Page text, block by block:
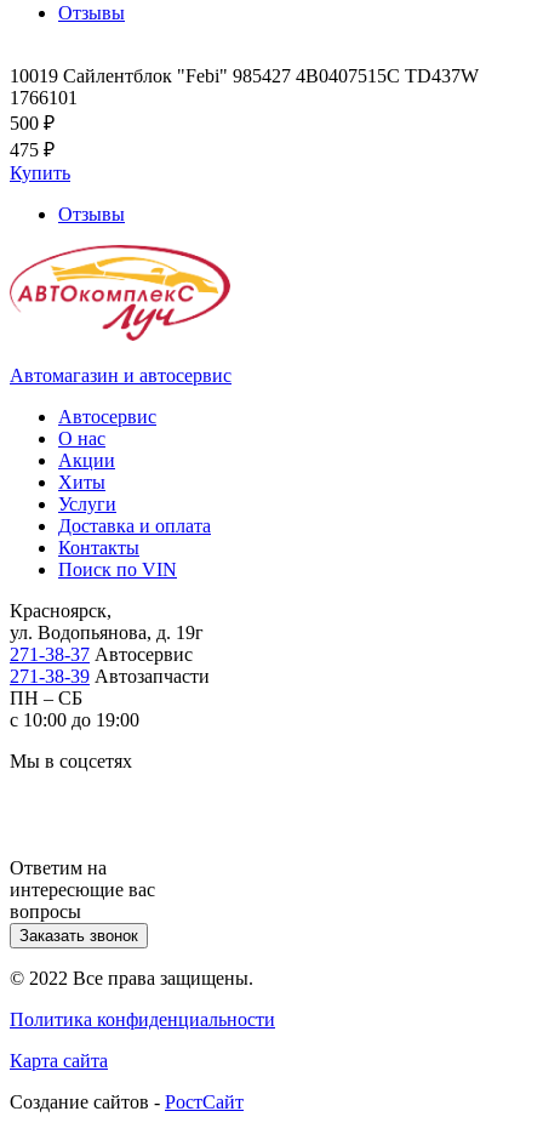
Отзывы
10019 Сайлентблок "Febi" 985427 4B0407515C TD437W
1766101
500 ₽
475 ₽
Купить
Отзывы
Автомагазин и автосервис
Автосервис
О нас
Акции
Хиты
Услуги
Доставка и оплата
Контакты
Поиск по VIN
Красноярск,
ул. Водопьянова, д. 19г
271-38-37 Автосервис
271-38-39 Автозапчасти
ПН – СБ
с 10:00 до 19:00
Мы в соцсетях
Ответим на
интересющие вас
вопросы
Заказать звонок
© 2022 Все права защищены.
Политика конфиденциальности
Карта сайта
Cоздание сайтов - РостСайт